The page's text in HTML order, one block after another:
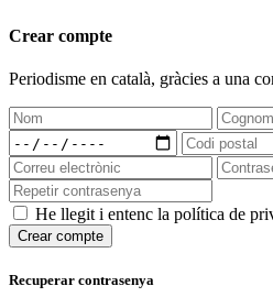
Crear compte
Periodisme en català, gràcies a una
He llegit i entenc la política de
Crear compte
Recuperar contrasenya